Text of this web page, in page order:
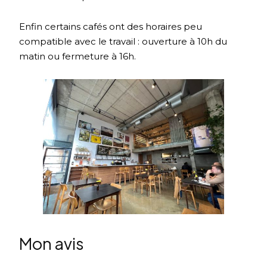
Enfin certains cafés ont des horaires peu
compatible avec le travail : ouverture à 10h du
matin ou fermeture à 16h.
Mon avis